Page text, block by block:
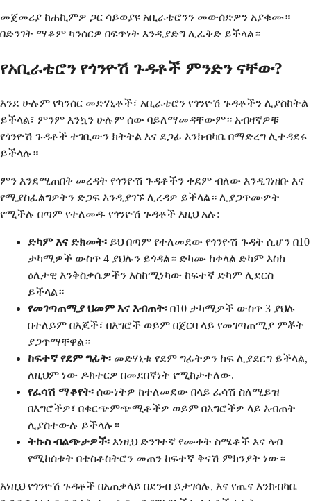
መጀመሪያ ከሐኪምዎ ጋር ሳይወያዩ አቢራቴሮንን መውሰድዎን አያቁሙ።
በድንገት ማቆም ካንሰርዎ በፍጥነት እንዲያድግ ሊፈቅድ ይችላል።
የአቢራቴሮን የጎንዮሽ ጉዳቶች ምንድን ናቸው?
እንደ ሁሉም የካንሰር መድሃኒቶች፣ አቢራቴሮን የጎንዮሽ ጉዳቶችን ሊያስከትል
ይችላል፣ ምንም እንኳን ሁሉም ሰው ባይለማመዳቸውም። አብዛኛዎቹ
የጎንዮሽ ጉዳቶች ተገቢውን ክትትል እና ደጋፊ እንክብካቤ በማድረግ ሊተዳደሩ
ይችላሉ።
ምን እንደሚጠበቅ መረዳት የጎንዮሽ ጉዳቶችን ቀደም ብለው እንዲገነዘቡ እና
የሚያስፈልግዎትን ድጋፍ እንዲያገኙ ሊረዳዎ ይችላል። ሊያጋጥሙዎት
የሚችሉ በጣም የተለመዱ የጎንዮሽ ጉዳቶች እዚህ አሉ:
ድካም እና ድክመት፡ ይህ በጣም የተለመደው የጎንዮሽ ጉዳት ሲሆን በ10
ታካሚዎች ውስጥ 4 ያህሉን ይጎዳል። ድካሙ ከቀላል ድካም እስከ
ዕለታዊ እንቅስቃሴዎችን እስከሚነካው ከፍተኛ ድካም ሊደርስ
ይችላል።
የመገጣጠሚያ ህመም እና እብጠት፡ በ10 ታካሚዎች ውስጥ 3 ያህሉ
በተለይም በእጆች፣ በእግሮች ወይም በጀርባ ላይ የመገጣጠሚያ ምቾት
ያጋጥማቸዋል።
ከፍተኛ የደም ግፊት፡ መድሃኒቱ የደም ግፊትዎን ከፍ ሊያደርግ ይችላል,
ለዚህም ነው ዶክተርዎ በመደበኛነት የሚከታተለው.
የፈሳሽ ማቆየት፡ ሰውነትዎ ከተለመደው በላይ ፈሳሽ ስለሚይዝ
በእግሮችዎ፣ በቁርጭምጭሚቶችዎ ወይም በእግሮችዎ ላይ እብጠት
ሊያስተውሉ ይችላሉ።
ትኩስ ብልጭታዎች፡ እነዚህ ድንገተኛ የሙቀት ስሜቶች እና ላብ
የሚከሰቱት በቴስቶስትሮን መጠን ከፍተኛ ቅናሽ ምክንያት ነው።
እነዚህ የጎንዮሽ ጉዳቶች በአጠቃላይ በደንብ ይታገሳሉ, እና የጤና እንክብካቤ